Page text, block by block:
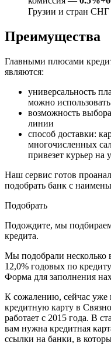
Грузии и стран СНГ
Преимущества
Главными плюсами
являются:
универсальность
можно
возможность
линии
способ доставки:
многочисленных
привезет курьер на
Наш сервис готов
подобрать банк с
Подобрать
Подождите, мы
кредита.
Мы подобрали несколько
12,0% годовых по
Форма для заполнения
К сожалению, сейчас уже
кредитную карту в
работает с 2015 года. В
вам нужна кредитная
ссылки на банки, в